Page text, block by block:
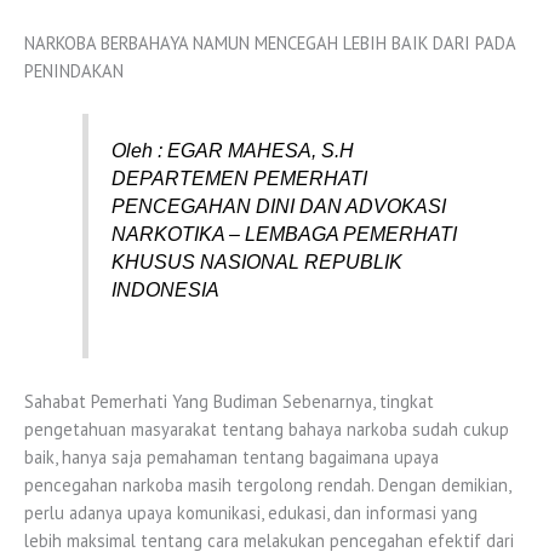
NARKOBA BERBAHAYA NAMUN MENCEGAH LEBIH BAIK DARI PADA
PENINDAKAN
Oleh : EGAR MAHESA, S.H
DEPARTEMEN PEMERHATI
PENCEGAHAN DINI DAN ADVOKASI
NARKOTIKA – LEMBAGA PEMERHATI
KHUSUS NASIONAL REPUBLIK
INDONESIA
Sahabat Pemerhati Yang Budiman Sebenarnya, tingkat
pengetahuan masyarakat tentang bahaya narkoba sudah cukup
baik, hanya saja pemahaman tentang bagaimana upaya
pencegahan narkoba masih tergolong rendah. Dengan demikian,
perlu adanya upaya komunikasi, edukasi, dan informasi yang
lebih maksimal tentang cara melakukan pencegahan efektif dari